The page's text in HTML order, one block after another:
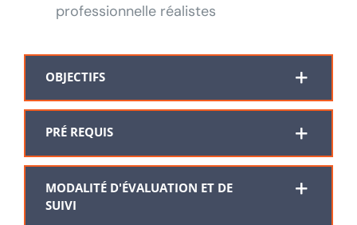
professionnelle réalistes
OBJECTIFS
PRÉ REQUIS
MODALITÉ D'ÉVALUATION ET DE
SUIVI